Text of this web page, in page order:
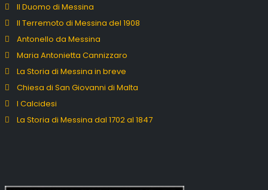
Il Duomo di Messina
Il Terremoto di Messina del 1908
Antonello da Messina
Maria Antonietta Cannizzaro
La Storia di Messina in breve
Chiesa di San Giovanni di Malta
I Calcidesi
La Storia di Messina dal 1702 al 1847